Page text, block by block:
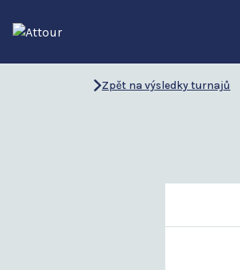
Zpět na výsledky turnajů